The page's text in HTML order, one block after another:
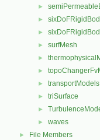
►
►
►
► surfMesh
►
►
► transportModels
► triSurface
►
► waves
► File Members